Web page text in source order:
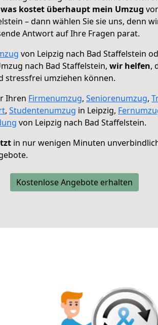
was kostet überhaupt mein Umzug
– dann wählen Sie sie uns, denn
Antwort auf Ihre Fragen parat.
von Leipzig nach Bad Staffelstein
nach Bad Staffelstein, wir helfen,
stressfrei umziehen können.
Ihren Firmenumzug, Seniorenumzug,
, Studentenumzug in Leipzig,
von Leipzig nach Bad Staffelstein.
in nur wenigen Minuten
Kostenlose Angebote erhalten